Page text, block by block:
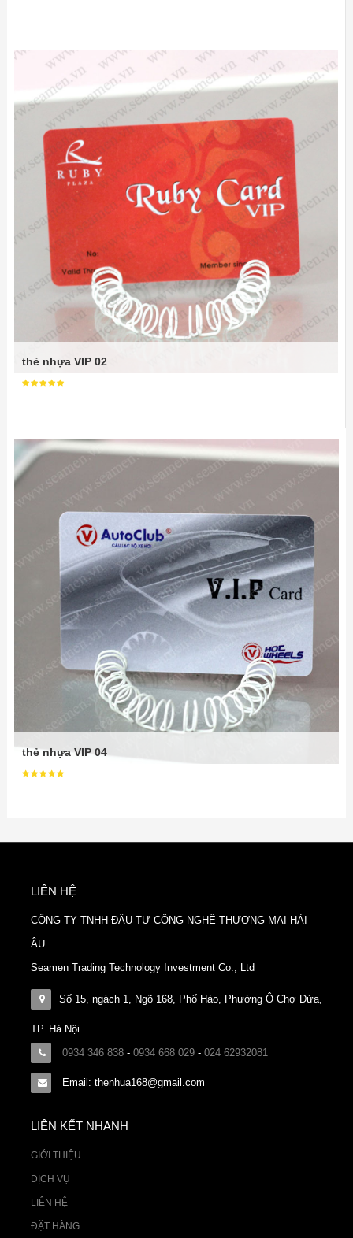
thẻ nhựa VIP 02
thẻ nhựa VIP 04
LIÊN HỆ
CÔNG TY TNHH ĐẦU TƯ CÔNG NGHỆ THƯƠNG MẠI HẢI
ÂU
Seamen Trading Technology Investment Co., Ltd
Số 15, ngách 1, Ngõ 168, Phố Hào, Phường Ô Chợ Dừa,
TP. Hà Nội
0934 346 838 - 0934 668 029 - 024 62932081
Email: thenhua168@gmail.com
LIÊN KẾT NHANH
GIỚI THIỆU
DỊCH VỤ
LIÊN HỆ
ĐẶT HÀNG